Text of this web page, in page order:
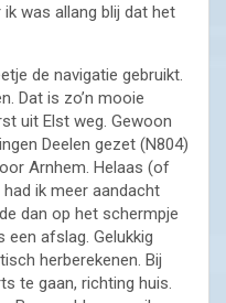
was allang blij dat het
de navigatie gebruikt.
Dat is zo’n mooie
uit Elst weg. Gewoon
Deelen gezet (N804)
Arnhem. Helaas (of
ik meer aandacht
dan op het schermpje
een afslag. Gelukkig
herberekenen. Bij
te gaan, richting huis.